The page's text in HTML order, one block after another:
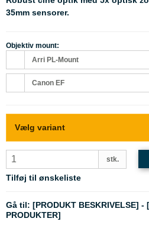
35mm sensorer.
Objektiv mount:
Arri PL-Mount
Canon EF
Vælg variant
stk.
Tilføj til ønskeliste
Gå til: [PRODUKT BESKRIVELSE] -
PRODUKTER]